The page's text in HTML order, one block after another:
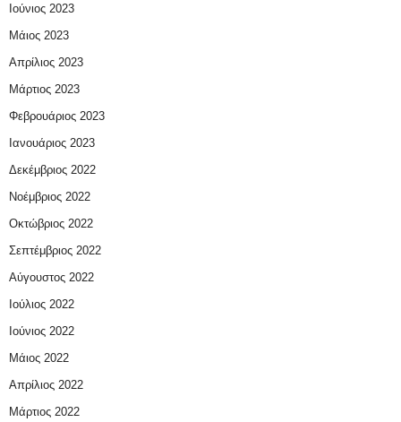
Ιούνιος 2023
Μάιος 2023
Απρίλιος 2023
Μάρτιος 2023
Φεβρουάριος 2023
Ιανουάριος 2023
Δεκέμβριος 2022
Νοέμβριος 2022
Οκτώβριος 2022
Σεπτέμβριος 2022
Αύγουστος 2022
Ιούλιος 2022
Ιούνιος 2022
Μάιος 2022
Απρίλιος 2022
Μάρτιος 2022